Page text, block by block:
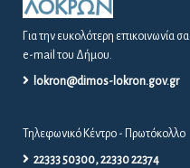
Για την ευκολότερη επικοινωνία
e-mail του Δήμου.
lokron@dimos-lokron.gov.gr
Τηλεφωνικό Κέντρο - Πρωτόκολλο
22333 50300, 22330 22374